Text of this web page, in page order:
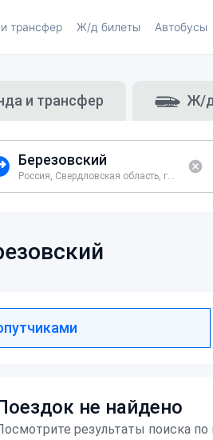
трансфер Ж/д билеты Автобусы
и трансфер Ж/
Россия, Свердловская область, город Березовский
не найдено
результаты поиска